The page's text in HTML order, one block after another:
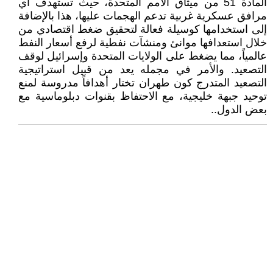
المادة 51 من ميثاق الأمم المتحدة، حيث تستهدف أي
مرافق عسكرية غربية تدعم الهجمات عليها، هذا بالإضافة
إلى استخدامها كوسيلة فعالة لتحقيق ضغط اقتصادي من
خلال استعدافها موانئ ومنشآت نفطية لرفع أسعار النفط
عالمياً، مما يضغط على الولايات المتحدة وإسرائيل لوقف
التصعيد. والأمر في مجمله يعد من قبيل استراتيجية
التصعيد المتدرج كون طهران تختار أهدافاً مدروسة لمنع
توحيد جبهة خليجية، مع الاحتفاظ بقنوات دبلوماسية مع
بعض الدول..